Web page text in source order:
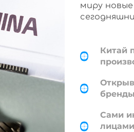
миру
Китай
Сами